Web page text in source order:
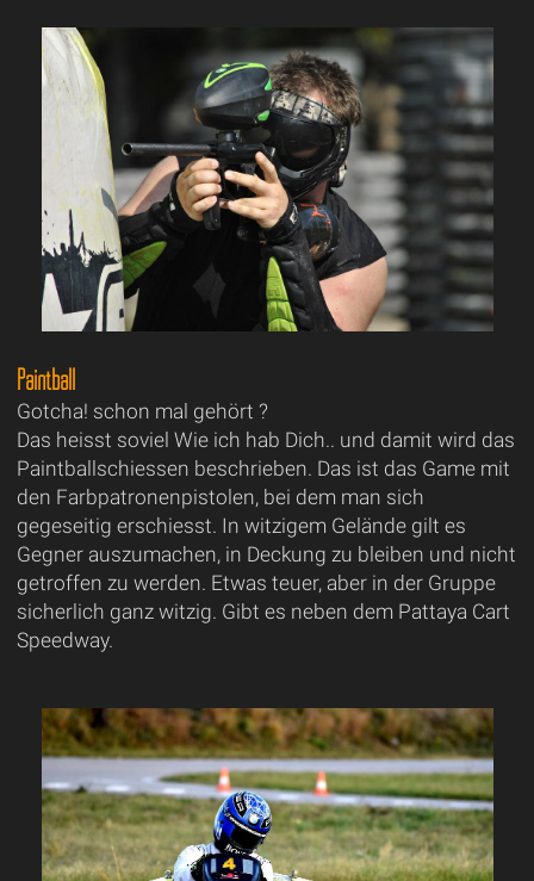
Paintball
Gotcha! schon mal gehört ?
Das heisst soviel Wie ich hab Dich.. und damit wird das
Paintballschiessen beschrieben. Das ist das Game mit
den Farbpatronenpistolen, bei dem man sich
gegeseitig erschiesst. In witzigem Gelände gilt es
Gegner auszumachen, in Deckung zu bleiben und nicht
getroffen zu werden. Etwas teuer, aber in der Gruppe
sicherlich ganz witzig. Gibt es neben dem Pattaya Cart
Speedway.